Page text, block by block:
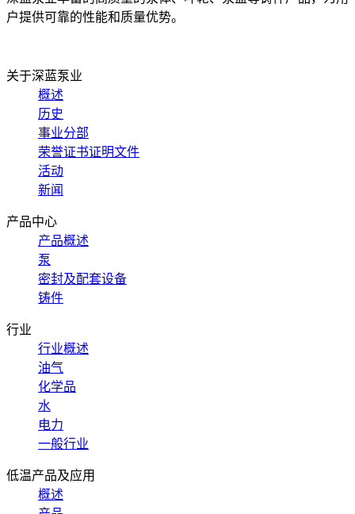
户提供可靠的性能和质量优势。
关于深蓝泵业
概述
历史
事业分部
荣誉证书证明文件
活动
新闻
产品中心
产品概述
泵
密封及配套设备
铸件
行业
行业概述
油气
化学品
水
电力
一般行业
低温产品及应用
概述